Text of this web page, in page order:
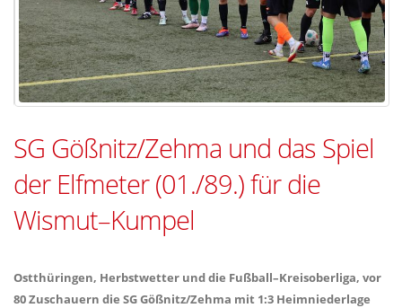
SG Gößnitz/Zehma und das Spiel
der Elfmeter (01./89.) für die
Wismut–Kumpel
Ostthüringen, Herbstwetter und die Fußball–Kreisoberliga, vor
80 Zuschauern die SG Gößnitz/Zehma mit 1:3 Heimniederlage